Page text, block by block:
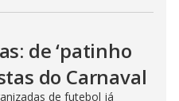
de ‘patinho
do Carnaval
de futebol já